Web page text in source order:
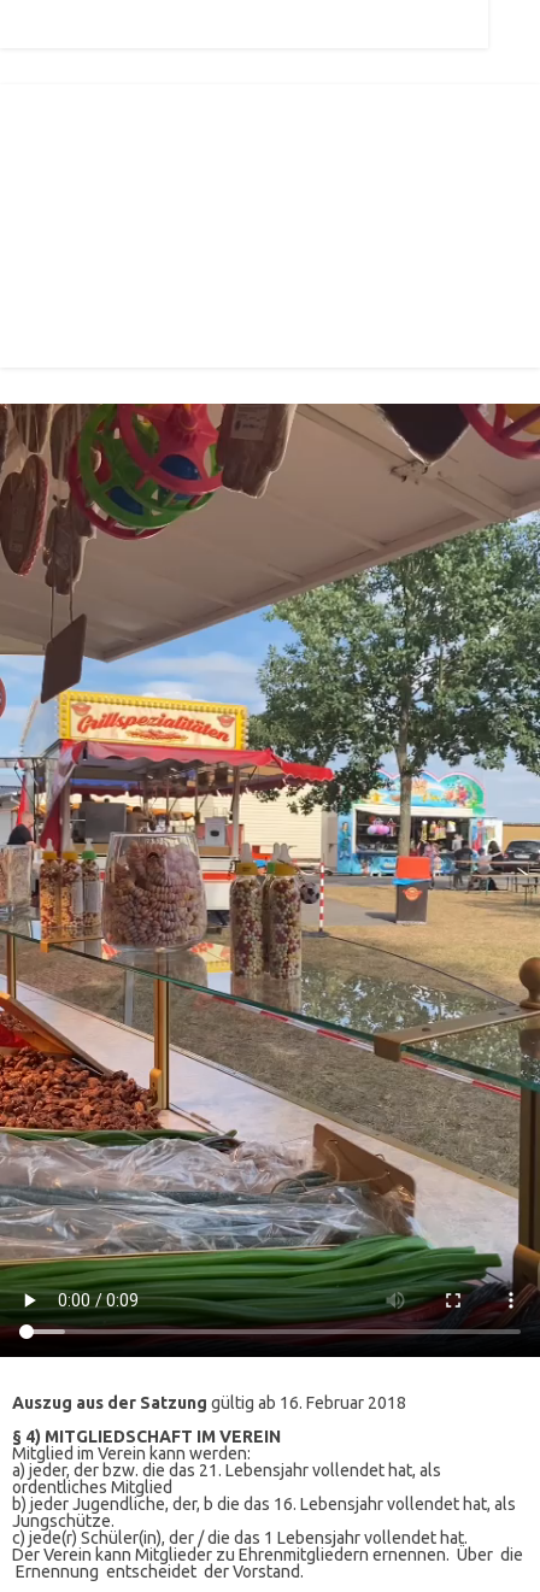
Auszug aus der Satzung gültig ab 16. Februar 2018
§ 4) MITGLIEDSCHAFT IM VEREIN
Mitglied im Verein kann werden:
a) jeder, der bzw. die das 21. Lebensjahr vollendet hat, als
ordentliches Mitglied
b) jeder Jugendliche, der, b die das 16. Lebensjahr vollendet hat, als
Jungschütze.
c) jede(r) Schüler(in), der / die das 1 Lebensjahr vollendet hat.
Der Verein kann Mitglieder zu Ehrenmitgliedern ernennen. Über die
Ernennung entscheidet der Vorstand.